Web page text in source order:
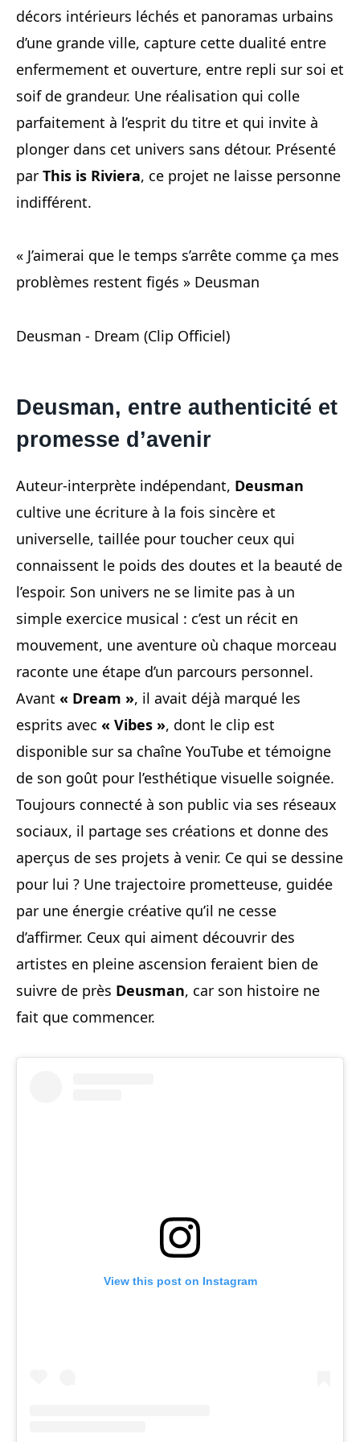
décors intérieurs léchés et panoramas urbains
d’une grande ville, capture cette dualité entre
enfermement et ouverture, entre repli sur soi et
soif de grandeur. Une réalisation qui colle
parfaitement à l’esprit du titre et qui invite à
plonger dans cet univers sans détour. Présenté
par This is Riviera, ce projet ne laisse personne
indifférent.
« J’aimerai que le temps s’arrête comme ça mes
problèmes restent figés » Deusman
Deusman - Dream (Clip Officiel)
Deusman, entre authenticité et
promesse d’avenir
Auteur-interprète indépendant, Deusman
cultive une écriture à la fois sincère et
universelle, taillée pour toucher ceux qui
connaissent le poids des doutes et la beauté de
l’espoir. Son univers ne se limite pas à un
simple exercice musical : c’est un récit en
mouvement, une aventure où chaque morceau
raconte une étape d’un parcours personnel.
Avant « Dream », il avait déjà marqué les
esprits avec « Vibes », dont le clip est
disponible sur sa chaîne YouTube et témoigne
de son goût pour l’esthétique visuelle soignée.
Toujours connecté à son public via ses réseaux
sociaux, il partage ses créations et donne des
aperçus de ses projets à venir. Ce qui se dessine
pour lui ? Une trajectoire prometteuse, guidée
par une énergie créative qu’il ne cesse
d’affirmer. Ceux qui aiment découvrir des
artistes en pleine ascension feraient bien de
suivre de près Deusman, car son histoire ne
fait que commencer.
View this post on Instagram